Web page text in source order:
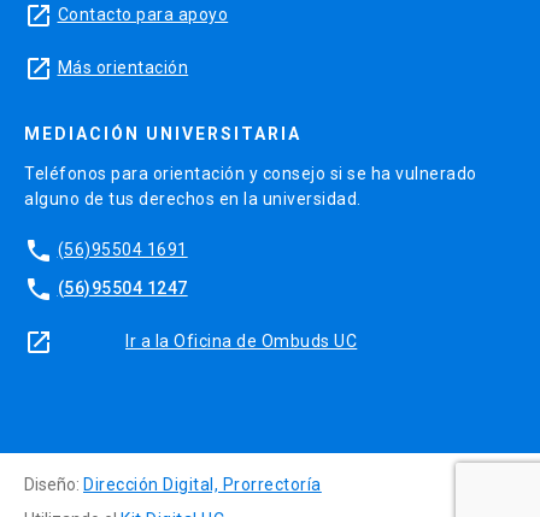
launch Contacto para apoyo
launch Más orientación
MEDIACIÓN UNIVERSITARIA
Teléfonos para orientación y consejo si se ha vulnerado
alguno de tus derechos en la universidad.
phone (56)95504 1691
phone (56)95504 1247
launch Ir a la Oficina de Ombuds UC
Diseño: Dirección Digital, Prorrectoría